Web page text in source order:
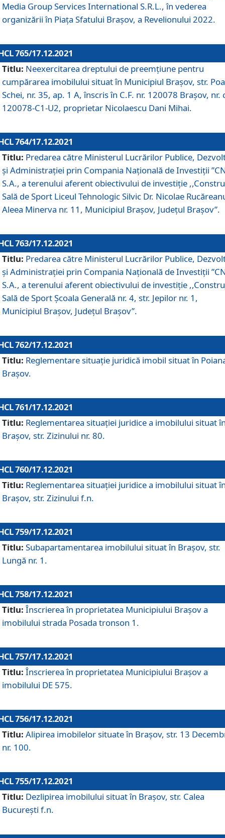
Media Group Services International S.R.L., în vederea
organizării în Piața Sfatului Brașov, a Revelionului 2022.
765/17.12.2021
Titlu: Neexercitarea dreptului de preemţiune pentru
cumpărarea imobilului situat în Municipiul Braşov, str.
Schei, nr. 35, ap. 1 A, înscris în C.F. nr. 120078 Brașov, nr.
120078-C1-U2, proprietar Nicolaescu Dani Mihai.
764/17.12.2021
Titlu: Predarea către Ministerul Lucrărilor Publice,
și Administrației prin Compania Naţională de Investiţii
S.A., a terenului aferent obiectivului de investiţie
Sală de Sport Liceul Tehnologic Silvic Dr. Nicolae
Aleea Minerva nr. 11, Municipiul Brașov, Județul Brașov”.
763/17.12.2021
Titlu: Predarea către Ministerul Lucrărilor Publice,
și Administrației prin Compania Naţională de Investiţii
S.A., a terenului aferent obiectivului de investiție
Sală de Sport Școala Generală nr. 4, str. Jepilor nr. 1,
Municipiul Brașov, Județul Brașov”.
762/17.12.2021
Titlu: Reglementare situație juridică imobil situat în
Brașov.
761/17.12.2021
Titlu: Reglementarea situației juridice a imobilului situat
Brașov, str. Zizinului nr. 80.
760/17.12.2021
Titlu: Reglementarea situației juridice a imobilului situat
Brașov, str. Zizinului f.n.
759/17.12.2021
Titlu: Subapartamentarea imobilului situat în Brașov, str.
Lungă nr. 1.
758/17.12.2021
Titlu: Înscrierea în proprietatea Municipiului Brașov a
imobilului strada Posada tronson 1.
757/17.12.2021
Titlu: Înscrierea în proprietatea Municipiului Brașov a
imobilului DE 575.
756/17.12.2021
Titlu: Alipirea imobilelor situate în Brașov, str. 13
nr. 100.
755/17.12.2021
Titlu: Dezlipirea imobilului situat în Brașov, str. Calea
București f.n.